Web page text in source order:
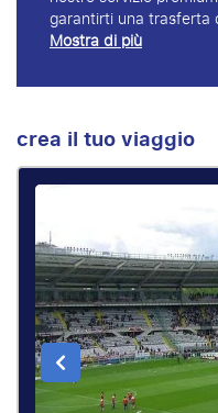
garantirti una trasferta
Mostra di più
crea il tuo viaggio